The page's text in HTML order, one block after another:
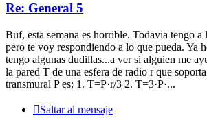
Re: General 5
Buf, esta semana es horrible. Todavia tengo a
pero te voy respondiendo a lo que pueda. Ya
tengo algunas dudillas...a ver si alguien me
la pared T de una esfera de radio r que
transmural P es: 1. T=P·r/3 2. T=3·P·...
Saltar al mensaje